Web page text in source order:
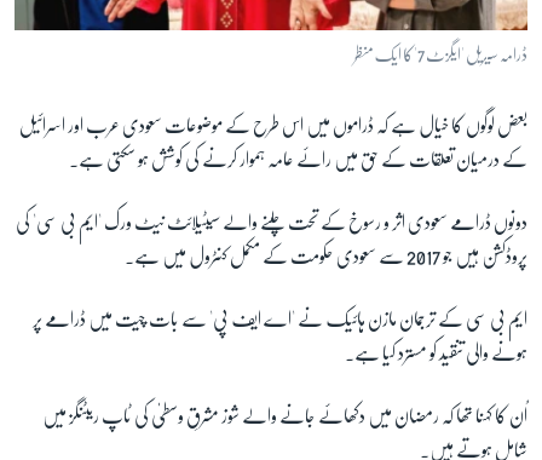
ڈرامہ سیریل 'ایگزٹ 7' کا ایک منظر
بعض لوگوں کا خیال ہے کہ ڈراموں میں اس طرح کے موضوعات سعودی عرب اور اسرائیل
کے درمیان تعلقات کے حق میں رائے عامہ ہموار کرنے کی کوشش ہو سکتی ہے۔
دونوں ڈرامے سعودی اثر و رسوخ کے تحت چلنے والے سیٹیلائٹ نیٹ ورک 'ایم بی سی' کی
پروڈکشن ہیں جو 2017 سے سعودی حکومت کے مکمل کنٹرول میں ہے۔
ایم بی سی کے ترجمان مازن ہائیک نے 'اے ایف پی' سے بات چیت میں ڈرامے پر
ہونے والی تنقید کو مسترد کیا ہے۔
اُن کا کہنا تھا کہ رمضان میں دکھائے جانے والے شوز مشرقِ وسطیٰ کی ٹاپ ریٹنگز میں
شامل ہوتے ہیں۔